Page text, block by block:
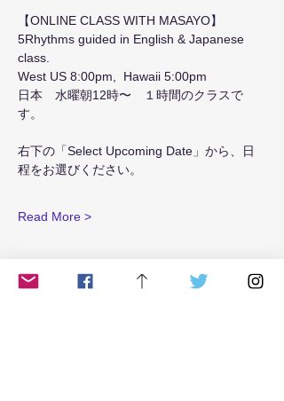
【ONLINE CLASS WITH MASAYO】
5Rhythms guided in English & Japanese
class.
West US 8:00pm,  Hawaii 5:00pm
日本　水曜朝12時〜　１時間のクラスで
す。
右下の「Select Upcoming Date」から、日
程をお選びください。
Read More >
Tickets